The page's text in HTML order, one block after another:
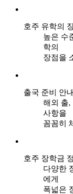
호주 유학의
높은 수
학의
장점을
출국 준비 안내
해외 출,
사항을
꼼꼼히
호주 장학금
다양한
에게
폭넓은